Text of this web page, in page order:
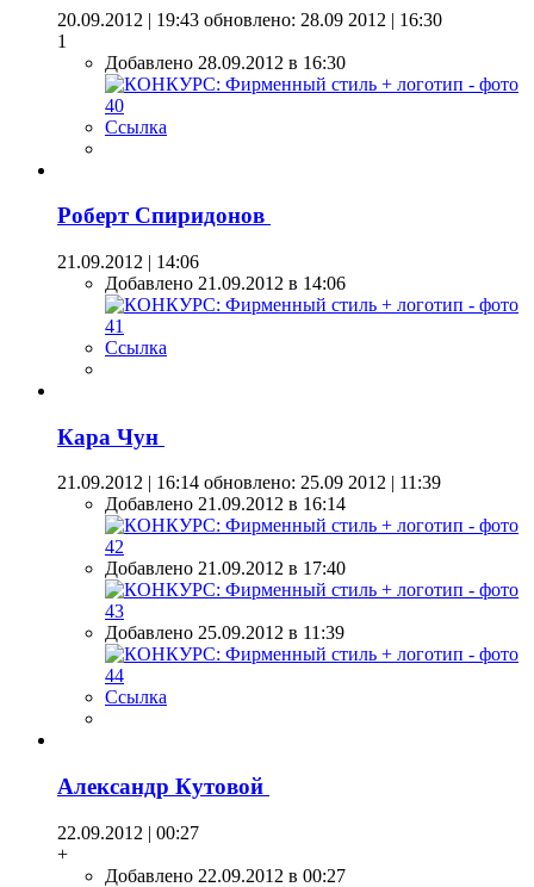
20.09.2012 | 19:43 обновлено: 28.09 2012 | 16:30
1
Добавлено 28.09.2012 в 16:30
Ссылка
Роберт Спиридонов
21.09.2012 | 14:06
Добавлено 21.09.2012 в 14:06
Ссылка
Кара Чун
21.09.2012 | 16:14 обновлено: 25.09 2012 | 11:39
Добавлено 21.09.2012 в 16:14
Добавлено 21.09.2012 в 17:40
Добавлено 25.09.2012 в 11:39
Ссылка
Александр Кутовой
22.09.2012 | 00:27
+
Добавлено 22.09.2012 в 00:27